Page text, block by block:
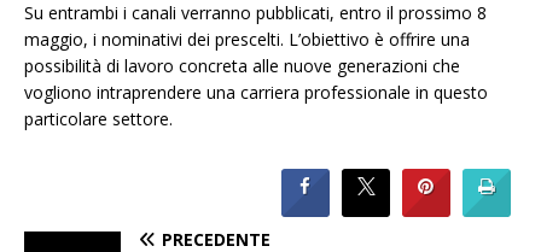
Su entrambi i canali verranno pubblicati, entro il prossimo 8
maggio, i nominativi dei prescelti. L’obiettivo è offrire una
possibilità di lavoro concreta alle nuove generazioni che
vogliono intraprendere una carriera professionale in questo
particolare settore.
PRECEDENTE